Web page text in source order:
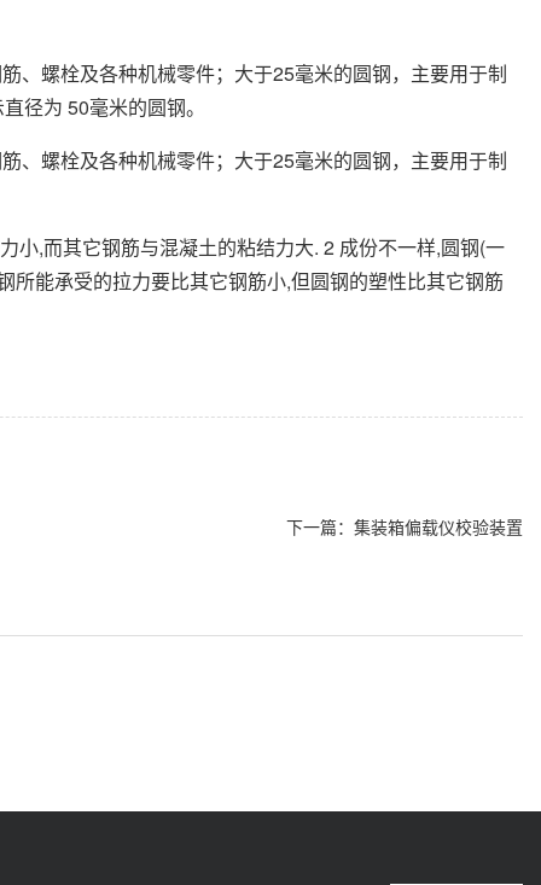
、螺栓及各种机械零件；大于25毫米的圆钢，主要用于制
径为 50毫米的圆钢。
、螺栓及各种机械零件；大于25毫米的圆钢，主要用于制
小,而其它钢筋与混凝土的粘结力大. 2 成份不一样,圆钢(一
能承受的拉力要比其它钢筋小,但圆钢的塑性比其它钢筋
下一篇： 集装箱偏载仪校验装置